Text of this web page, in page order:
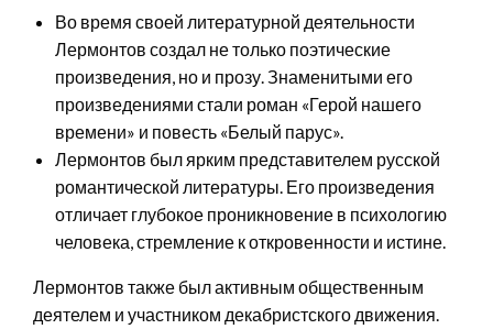
Во время своей литературной деятельности
Лермонтов создал не только поэтические
произведения, но и прозу. Знаменитыми его
произведениями стали роман «Герой нашего
времени» и повесть «Белый парус».
Лермонтов был ярким представителем русской
романтической литературы. Его произведения
отличает глубокое проникновение в психологию
человека, стремление к откровенности и истине.
Лермонтов также был активным общественным
деятелем и участником декабристского движения.